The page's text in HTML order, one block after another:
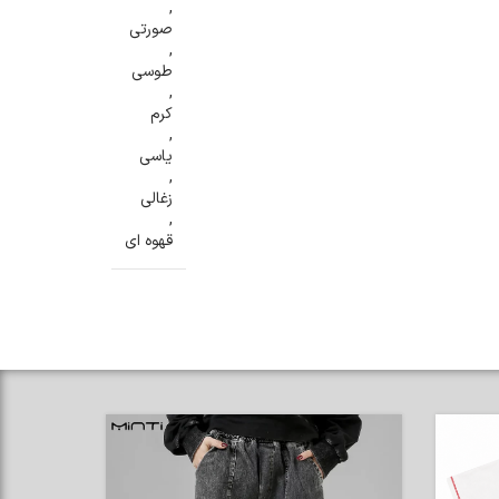
,
صورتی
,
طوسی
,
کرم
,
یاسی
,
زغالی
,
قهوه ای